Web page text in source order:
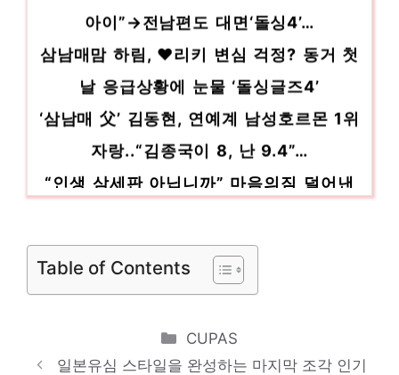
아이”→전남편도 대면‘돌싱4’…
삼남매맘 하림, ♥리키 변심 걱정? 동거 첫
날 응급상황에 눈물 ‘돌싱글즈4’
‘삼남매 父’ 김동현, 연예계 남성호르몬 1위
자랑..“김종국이 8, 난 9.4”…
“인생 삼세판 아닙니까” 마음의짐 덜어낸
푸른피 에이스…태극마크에 담아낸 …
“아빠로서 성장” (랜선육아왕)[어…
‘삼세번’ 실패한 세수 추계, 이제 개선할 시
간이다[동아시론/류덕현]
Table of Contents
Categories
CUPAS
일본유심 스타일을 완성하는 마지막 조각 인기